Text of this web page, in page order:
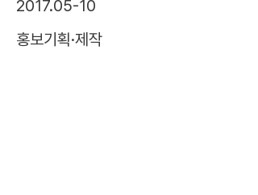
2017.05-10
홍보기획·제작